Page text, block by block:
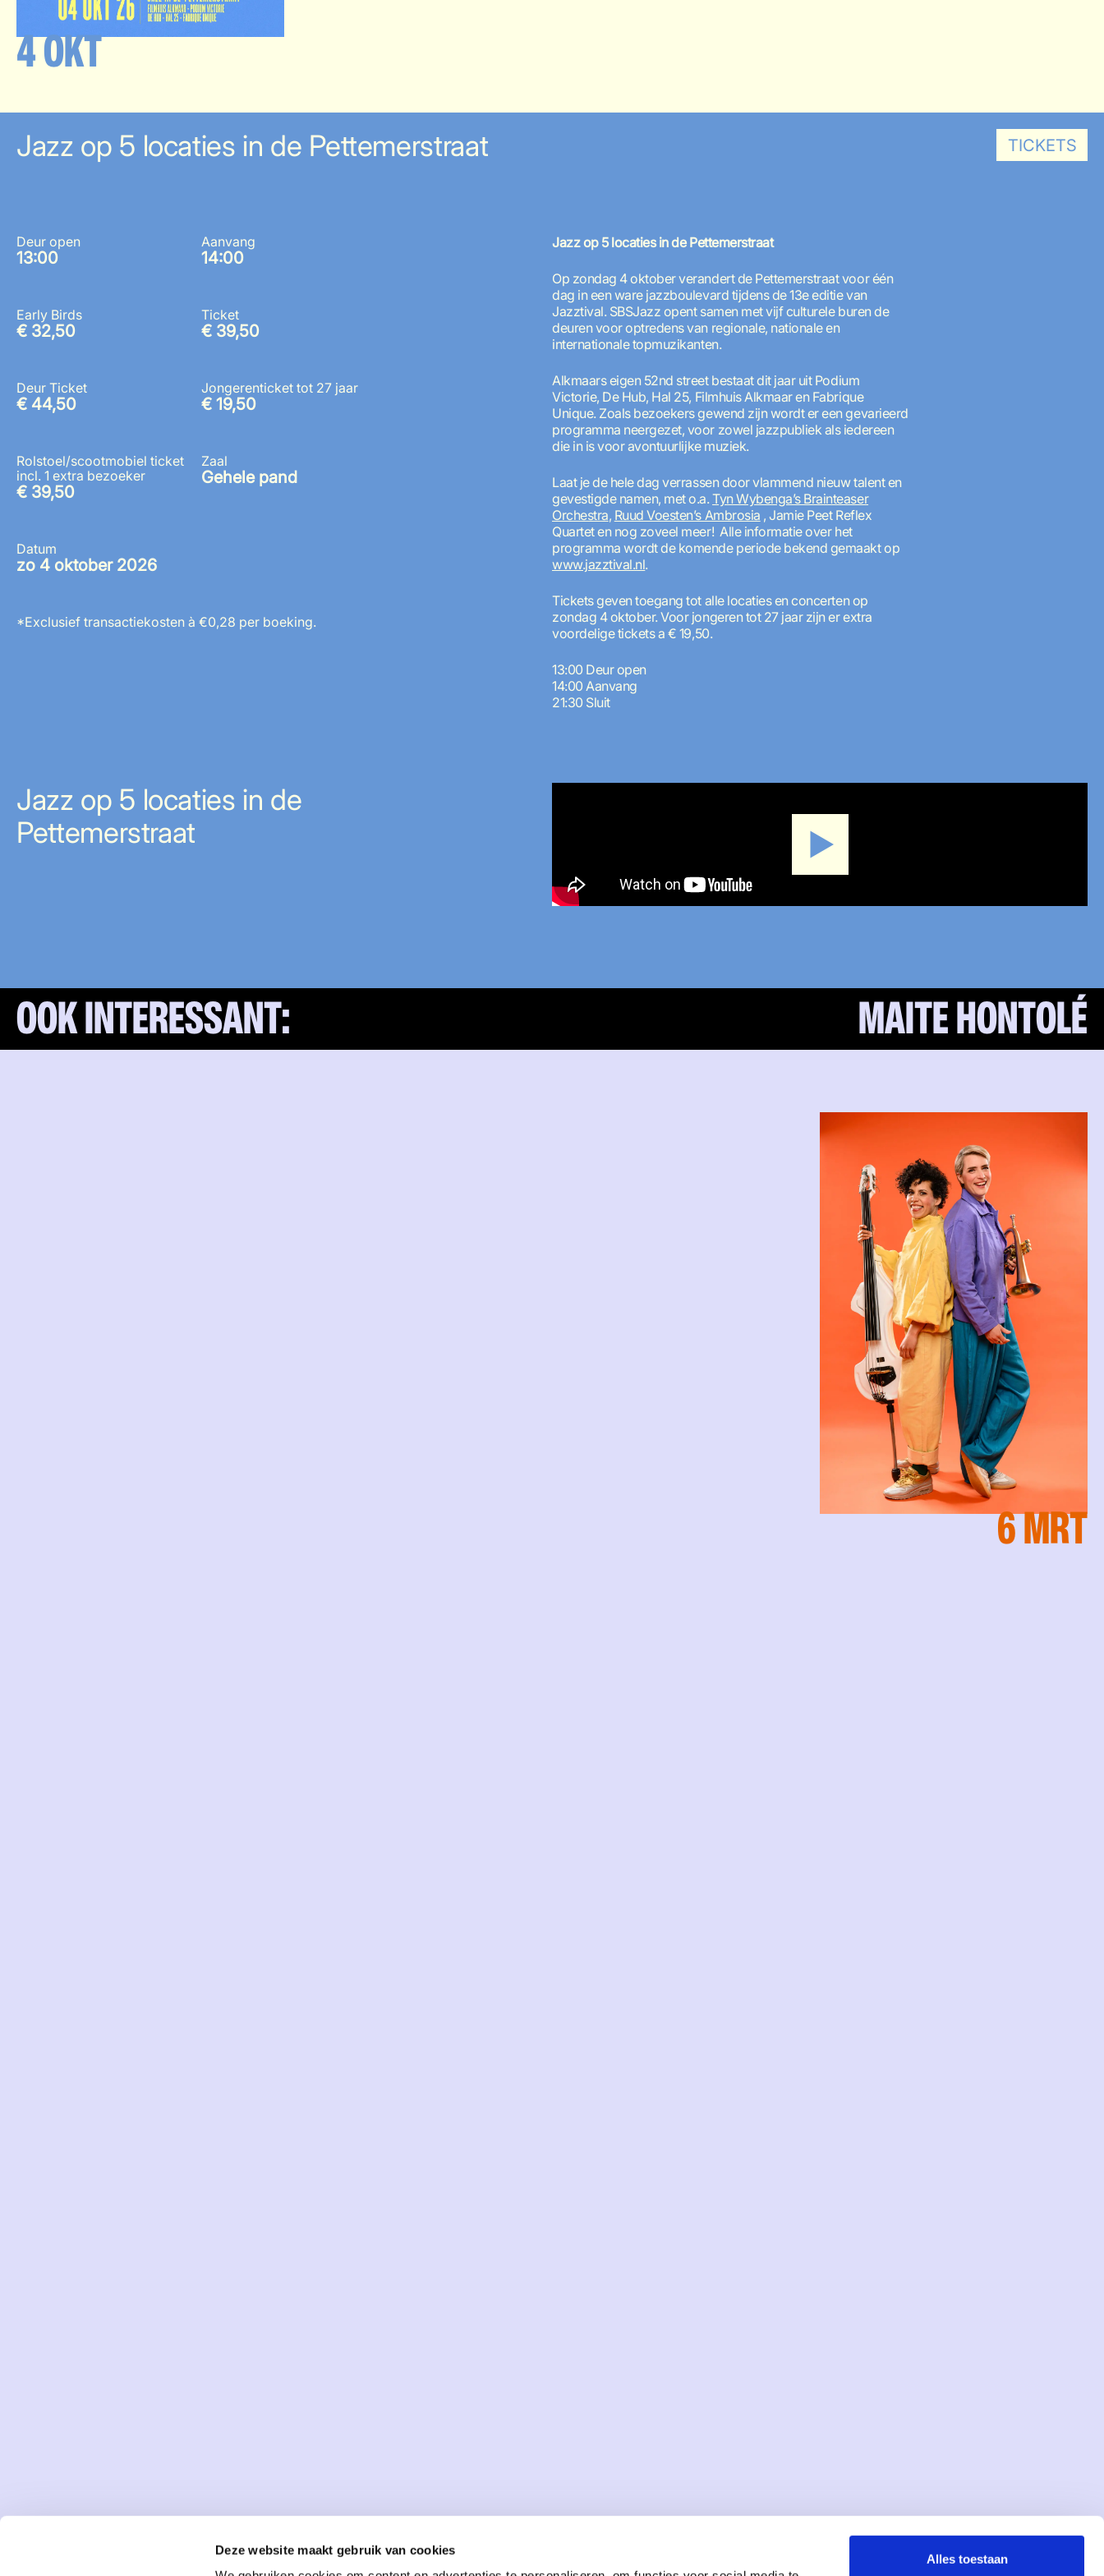
Deze website maakt gebruik van cookies
Alles toestaan
4 OKT
Jazz op 5 locaties in de Pettemerstraat TICKETS
Deur open
13:00
Aanvang
14:00
Early Birds
€ 32,50
Ticket
€ 39,50
Deur Ticket
€ 44,50
Jongerenticket tot 27 jaar
€ 19,50
Rolstoel/scootmobiel ticket
incl. 1 extra bezoeker
€ 39,50
Zaal
Gehele pand
Datum
zo 4 oktober 2026
*Exclusief transactiekosten à €0,28 per boeking.
Jazz op 5 locaties in de Pettemerstraat
Op zondag 4 oktober verandert de Pettemerstraat voor één
dag in een ware jazzboulevard tijdens de 13e editie van
Jazztival. SBSJazz opent samen met vijf culturele buren de
deuren voor optredens van regionale, nationale en
internationale topmuzikanten.
Alkmaars eigen 52nd street bestaat dit jaar uit Podium
Victorie, De Hub, Hal 25, Filmhuis Alkmaar en Fabrique
Unique. Zoals bezoekers gewend zijn wordt er een gevarieerd
programma neergezet, voor zowel jazzpubliek als iedereen
die in is voor avontuurlijke muziek.
Laat je de hele dag verrassen door vlammend nieuw talent en
gevestigde namen, met o.a.Tyn Wybenga’s Brainteaser
Orchestra, Ruud Voesten’s Ambrosia , Jamie Peet Reflex
Quartet en nog zoveel meer! Alle informatie over het
programma wordt de komende periode bekend gemaakt op
www.jazztival.nl.
Tickets geven toegang tot alle locaties en concerten op
zondag 4 oktober. Voor jongeren tot 27 jaar zijn er extra
voordelige tickets a € 19,50.
13:00 Deur open
14:00 Aanvang
21:30 Sluit
Jazz op 5 locaties in de
Pettemerstraat
OOK INTERESSANT: MAITE HONTOLÉ
6 MRT